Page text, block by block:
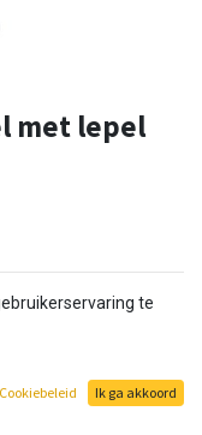
met lepel
te
Cookiebeleid Ik ga akkoord